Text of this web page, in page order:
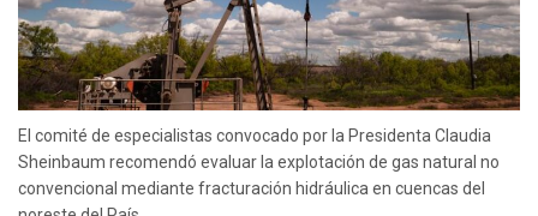
El comité de especialistas convocado por la Presidenta Claudia
Sheinbaum recomendó evaluar la explotación de gas natural no
convencional mediante fracturación hidráulica en cuencas del